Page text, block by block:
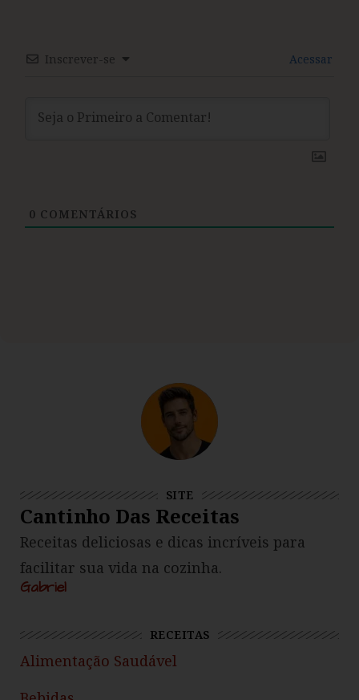
Inscrever-se Acessar
0 COMENTÁRIOS
SITE
Cantinho Das Receitas
Receitas deliciosas e dicas incríveis para
facilitar sua vida na cozinha.
Gabriel
RECEITAS
Alimentação Saudável